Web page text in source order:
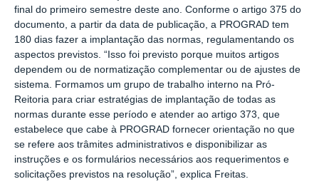
final do primeiro semestre deste ano. Conforme o artigo 375 do
documento, a partir da data de publicação, a PROGRAD tem
180 dias fazer a implantação das normas, regulamentando os
aspectos previstos. “Isso foi previsto porque muitos artigos
dependem ou de normatização complementar ou de ajustes de
sistema. Formamos um grupo de trabalho interno na Pró-
Reitoria para criar estratégias de implantação de todas as
normas durante esse período e atender ao artigo 373, que
estabelece que cabe à PROGRAD fornecer orientação no que
se refere aos trâmites administrativos e disponibilizar as
instruções e os formulários necessários aos requerimentos e
solicitações previstos na resolução”, explica Freitas.